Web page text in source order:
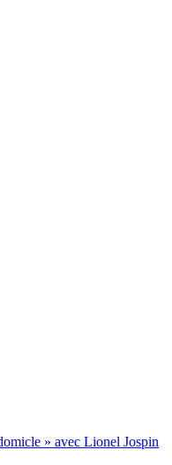
» avec Lionel Jospin